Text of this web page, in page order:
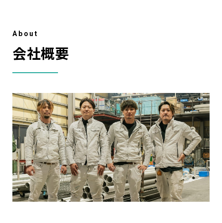
A b o ut
会社概要